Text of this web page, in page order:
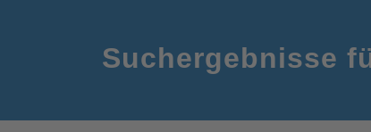
Suchergebnisse